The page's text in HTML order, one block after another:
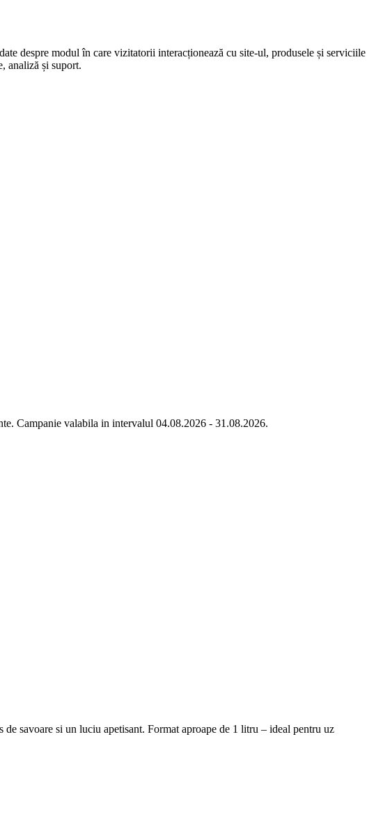
despre modul în care vizitatorii interacționează cu site-ul, produsele și serviciile
analiză și suport.
Campanie valabila in intervalul 04.08.2026 - 31.08.2026.
savoare si un luciu apetisant. Format aproape de 1 litru – ideal pentru uz